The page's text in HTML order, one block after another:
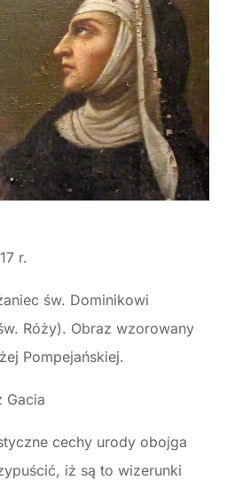
r.
św. Dominikowi
Róży). Obraz wzorowany
Pompejańskiej.
Gacia
cechy urody obojga
iż są to wizerunki